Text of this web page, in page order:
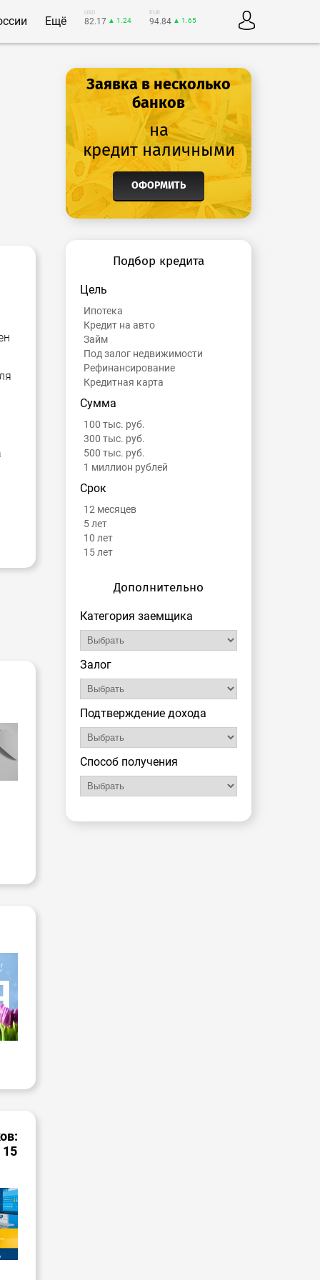
Ещё
USD
82.17 ▲ 1.24
EUR
94.84 ▲ 1.65
15
Заявка в несколько
банков
на
кредит наличными
ОФОРМИТЬ
Подбор кредита
Цель
Ипотека
Кредит на авто
Займ
Под залог недвижимости
Рефинансирование
Кредитная карта
Сумма
100 тыс. руб.
300 тыс. руб.
500 тыс. руб.
1 миллион рублей
Срок
12 месяцев
5 лет
10 лет
15 лет
Дополнительно
Категория заемщика
Залог
Подтверждение дохода
Способ получения